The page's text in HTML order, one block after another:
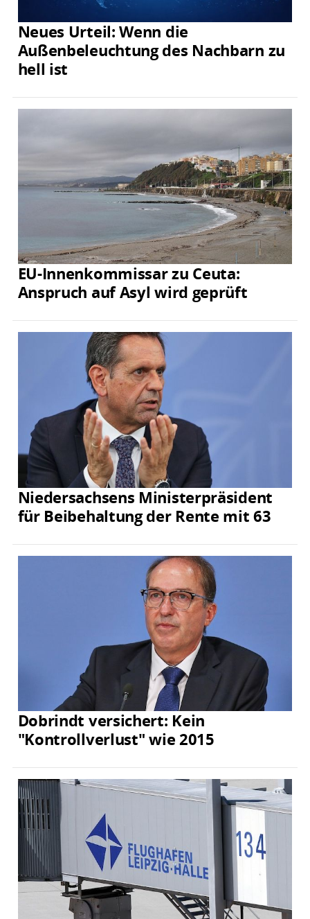
Neues Urteil: Wenn die
Außenbeleuchtung des Nachbarn zu
hell ist
EU-Innenkommissar zu Ceuta:
Anspruch auf Asyl wird geprüft
Niedersachsens Ministerpräsident
für Beibehaltung der Rente mit 63
Dobrindt versichert: Kein
"Kontrollverlust" wie 2015